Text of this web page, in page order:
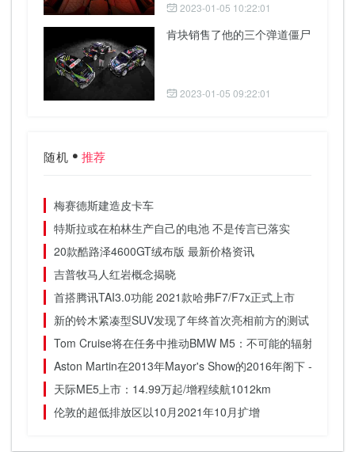
2023-01-05 10:22:01
肯块销售了他的三个弹道僵尸
2023-01-05 09:22:01
随机 推荐
梅赛德斯建造皮卡车
特斯拉或在柏林生产自己的电池 不是传言已落实
20款酷路泽4600GT绒布版 最新价格资讯
吉普牧马人红岩概念揭晓
首搭腾讯TAI3.0功能 2021款哈弗F7/F7x正式上市
新的铃木紧凑型SUV发现了年终首次亮相前方的测试
Tom Cruise将在任务中推动BMW M5：不可能的辐射
Aston Martin在2013年Mayor's Show的2016年阁下 - 图片特
天际ME5上市：14.99万起/增程续航1012km
伦敦的超低排放区以10月2021年10月扩增